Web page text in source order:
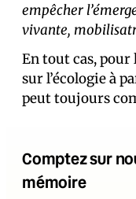
empêcher
vivante,
En tout cas, pour
sur l’écologie à
peut toujours
Comptez sur
mémoire